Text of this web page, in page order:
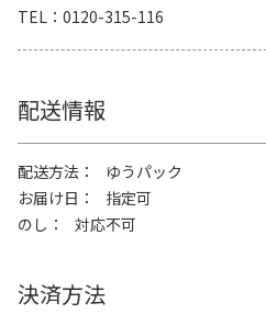
TEL
0120-315-116
配送情報
配送方法
ゆうパック
お届け日
指定可
のし
対応不可
決済方法